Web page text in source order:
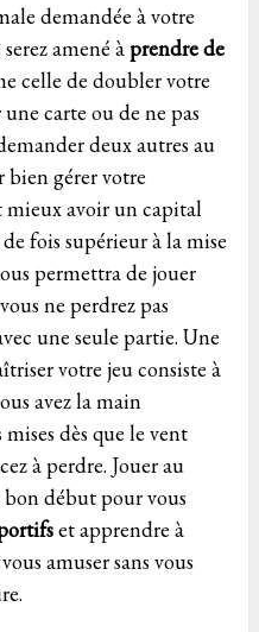
demandée à votre
amené àprendre de
celle de doubler votre
carte ou de ne pas
deux autres au
gérer votre
mieux avoir un capital
fois supérieur à la mise
permettra de jouer
ne perdrez pas
une seule partie. Une
votre jeu consiste à
avez la main
dès que le vent
à perdre. Jouer au
début pour vous
et apprendre à
amuser sans vous